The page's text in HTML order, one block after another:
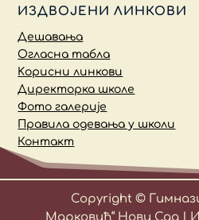
ИЗДВОЈЕНИ ЛИНКОВИ
Дешавања
Огласна табла
Kорисни линкови
Директорка школе
Фото галерије
Правила одевања у школи
Контакт
Copyright ©